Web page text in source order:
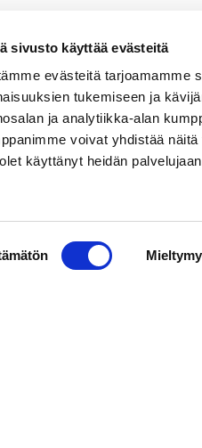
sivusto käyttää evästeitä
evästeitä tarjoamamme
tukemiseen ja
ja analytiikka-alan
voivat yhdistää
käyttänyt heidän